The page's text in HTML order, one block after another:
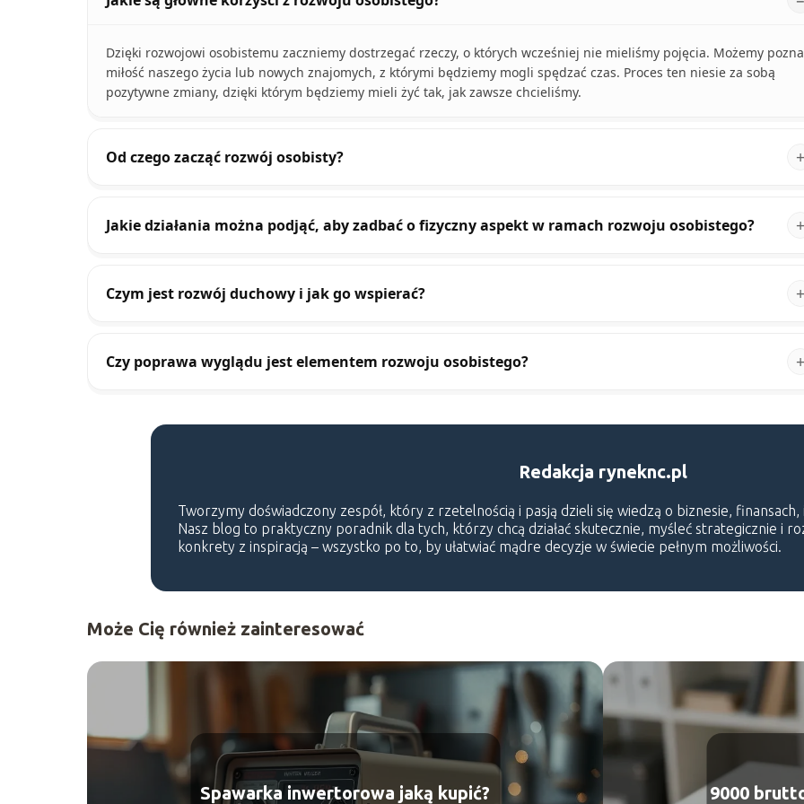
Dzięki rozwojowi osobistemu zaczniemy dostrzegać rzeczy, o których wcześniej nie mieliśmy pojęcia. Możemy
miłość naszego życia lub nowych znajomych, z którymi będziemy mogli spędzać czas. Proces ten niesie za sobą
pozytywne zmiany, dzięki którym będziemy mieli żyć tak, jak zawsze chcieliśmy.
Od czego zacząć rozwój osobisty?
Jakie działania można podjąć, aby zadbać o fizyczny aspekt w ramach rozwoju osobistego?
Czym jest rozwój duchowy i jak go wspierać?
Czy poprawa wyglądu jest elementem rozwoju osobistego?
Redakcja ryneknc.pl
Tworzymy doświadczony zespół, który z rzetelnością i pasją dzieli się wiedzą o biznesie,
Nasz blog to praktyczny poradnik dla tych, którzy chcą działać skutecznie, myśleć strategicznie i
konkrety z inspiracją – wszystko po to, by ułatwiać mądre decyzje w świecie pełnym możliwości.
Może Cię również zainteresować
Spawarka inwertorowa jaką kupić? 9000